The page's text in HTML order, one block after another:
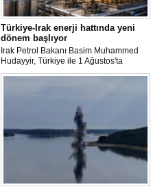
Türkiye-Irak enerji hattında yeni
dönem başlıyor
Irak Petrol Bakanı Basim Muhammed
Hudayyir, Türkiye ile 1 Ağustos'ta
imzalanan anlaşma kapsamında günlük
uzatıldığını belirten Hudayyir, bu süreçte
uzun vadeli bir çerçeve anlaşmanın
hazırlanacağını bildirdi.